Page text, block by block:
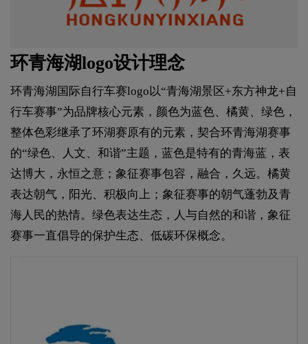
环青海湖logo设计理念
环青海湖国际自行车赛logo以“青海湖景区+东方神龙+自
行车赛事”为品牌核心元素，颜色为蓝色、橘黄、绿色，
整体色彩继承了环湖赛原有的元素，契合环青海湖赛事
的“绿色、人文、和谐”主题，蓝色是特有的青海蓝，表
达博大，永恒之意；象征赛事包容，融合，久远。橘黄
表达朝气，阳光、积极向上；象征赛事的朝气蓬勃及青
海人民的热情。绿色表达生态，人与自然的和谐，象征
赛事一直倡导的保护生态、低碳环保概念。